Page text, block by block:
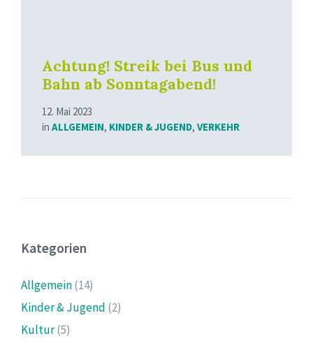
Achtung! Streik bei Bus und
Bahn ab Sonntagabend!
12. Mai 2023
in ALLGEMEIN, KINDER & JUGEND, VERKEHR
Kategorien
Allgemein(14)
Kinder & Jugend (2)
Kultur(5)